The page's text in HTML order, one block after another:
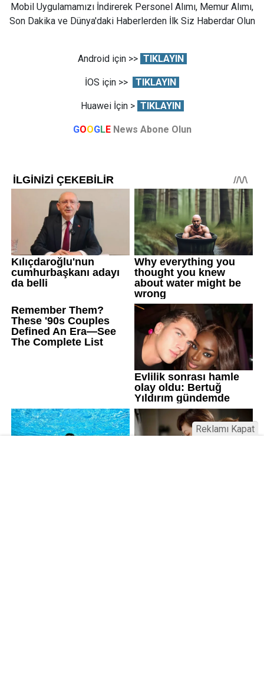
Mobil Uygulamamızı İndirerek Personel Alımı, Memur Alımı,
Son Dakika ve Dünya'daki Haberlerden İlk Siz Haberdar Olun
Android için >> TIKLAYIN
İOS için >> TIKLAYIN
Huawei İçin > TIKLAYIN
GOOGLE News Abone Olun
Reklamı Kapat